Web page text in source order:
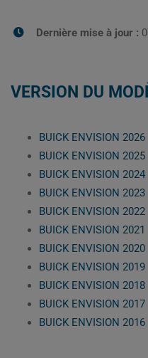
Dernière mise à jour :
VERSION DU
BUICK ENVISION 2026
BUICK ENVISION 2025
BUICK ENVISION 2024
BUICK ENVISION 2023
BUICK ENVISION 2022
BUICK ENVISION 2021
BUICK ENVISION 2020
BUICK ENVISION 2019
BUICK ENVISION 2018
BUICK ENVISION 2017
BUICK ENVISION 2016